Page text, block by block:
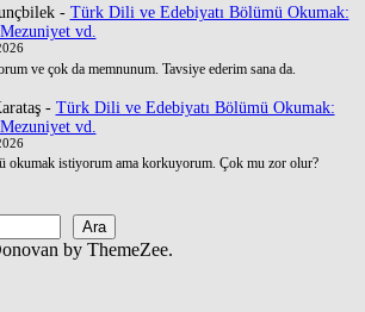
- Türk Dili ve Edebiyatı Bölümü Okumak:
vd.
ve çok da memnunum. Tavsiye ederim sana da.
- Türk Dili ve Edebiyatı Bölümü Okumak:
vd.
okumak istiyorum ama korkuyorum. Çok mu zor olur?
Ara
by ThemeZee.